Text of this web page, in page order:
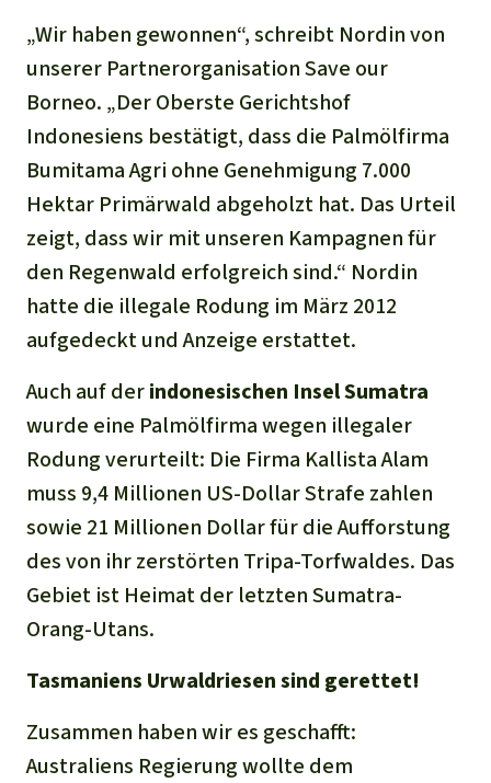
Aluminium
Gold
Fleisch und Soja
Landraub
Wilderei
Staudämme
Straßen
Zement und Beton
Ältere Ausgaben
Kontakt
Transparenz
Freianzeigen
Italiano
Português
Indonesia
Waldschutz
Schutz von Indigenen
Südostasien
Afrika
Lateinamerika
„Wir haben gewonnen“, schreibt Nordin von
unserer Partnerorganisation Save our
Borneo. „Der Oberste Gerichtshof
Indonesiens bestätigt, dass die Palmölfirma
Bumitama Agri ohne Genehmigung 7.000
Hektar Primärwald abgeholzt hat. Das Urteil
zeigt, dass wir mit unseren Kampagnen für
den Regenwald erfolgreich sind.“ Nordin
hatte die illegale Rodung im März 2012
aufgedeckt und Anzeige erstattet.
Auch auf derindonesischen Insel Sumatra
wurde eine Palmölfirma wegen illegaler
Rodung verurteilt: Die Firma Kallista Alam
muss 9,4 Millionen US-Dollar Strafe zahlen
sowie 21 Millionen Dollar für die Aufforstung
des von ihr zerstörten Tripa-Torfwaldes. Das
Gebiet ist Heimat der letzten Sumatra-
Orang-Utans.
Tasmaniens Urwaldriesen sind gerettet!
Zusammen haben wir es geschafft:
Australiens Regierung wollte dem